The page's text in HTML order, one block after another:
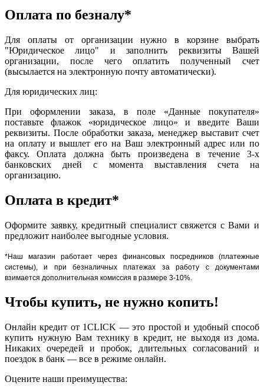
Оплата по безналу*
Для оплаты от организации нужно в корзине выбрать
"Юридическое лицо" и заполнить реквизиты Вашей
организации, после чего оплатить полученный счет
(высылается на электронную почту автоматически).
Для юридических лиц:
При оформлении заказа, в поле «Данные покупателя»
поставьте флажок «юридическое лицо» и введите Ваши
реквизиты. После обработки заказа, менеджер выставит счет
на оплату и вышлет его на Ваш электронный адрес или по
факсу. Оплата должна быть произведена в течение 3-х
банковских дней с момента выставления счета на
организацию.
Оплата в кредит*
Оформите заявку, кредитный специалист свяжется с Вами и
предложит наиболее выгодные условия.
*Наш магазин работает через финансовых посредников (платежные
системы), и при безналичных платежах за работу с документами
взимается дополнительная комиссия в размере 3-10%.
Чтобы купить, не нужно копить!
Онлайн кредит от 1CLICK — это простой и удобный способ
купить нужную Вам технику в кредит, не выходя из дома.
Никаких очередей и пробок, длительных согласований и
поездок в банк — все в режиме онлайн.
Оцените наши преимущества: